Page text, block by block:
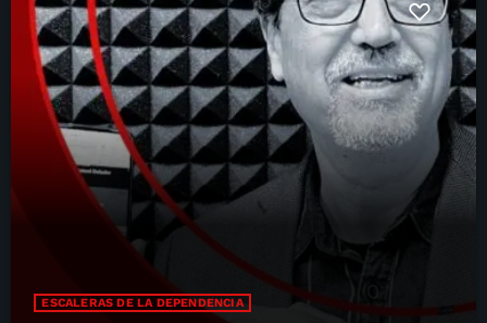
ESCALERAS DE LA DEPENDENCIA